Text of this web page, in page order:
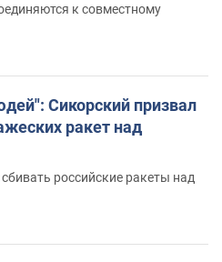
к совместному
Сикорский призвал
ракет над
российские ракеты над